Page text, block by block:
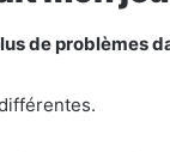
de problèmes